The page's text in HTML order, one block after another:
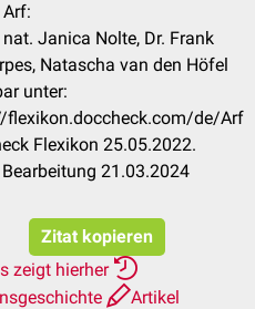
nat. Janica Nolte, Dr. Frank
Natascha van den Höfel
unter:
flexikon.doccheck.com/de/Arf
Flexikon 25.05.2022.
21.03.2024
Zitat kopieren
zeigt hierher
Artikel